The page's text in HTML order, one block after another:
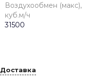
Воздухообмен (макс),
куб.м/ч
31500
Доставка